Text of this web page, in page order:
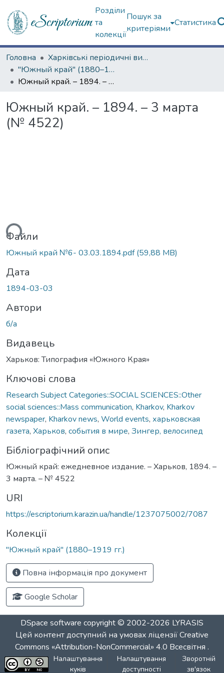
Розділи
та
колекції
Пошук за
критеріями
Статистика
Головна
Харківські періодичні видання
"Южный край" (1880–1919 гг.)
Южный край. – 1894. – 3 марта (№ 4522)
Южный край. – 1894. – 3 марта
(№ 4522)
Файли
Южный край №6- 03.03.1894.pdf(59,88 MB)
Дата
1894-03-03
Автори
б/а
Видавець
Харьков: Типография «Южного Края»
Ключові слова
Research Subject Categories::SOCIAL SCIENCES::Other
social sciences::Mass communication, Kharkov, Kharkov
newspaper, Kharkov news, World events, харьковская
газета, Харьков, события в мире, Зингер, велосипед
Бібліографічний опис
Южный край: ежедневное издание. – Харьков, 1894. –
3 марта. – № 4522
URI
https://escriptorium.karazin.ua/handle/1237075002/7087
Колекції
"Южный край" (1880–1919 гг.)
Повна інформація про документ
Google Scholar
DSpace software copyright © 2002-2026 LYRASIS
Цей контент доступний на умовах ліцензіїCreative
Commons «Attribution-NonCommercial» 4.0 Всесвітня .
Налаштування
куків
Налаштування
доступності
Зворотній
зв'язок